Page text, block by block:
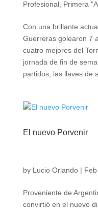
Profesional, Primera
Con una brillante
Guerreras golearon 7
cuatro mejores del
jornada de fin de
partidos, las llaves de
El nuevo Porvenir
by Lucio Orlando|
Proveniente de
convirtió en el nuevo